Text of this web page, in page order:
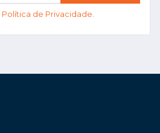
Política de Privacidade.